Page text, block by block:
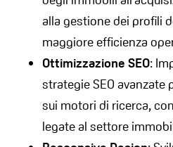
alla gestione dei profili
maggiore efficienza
Ottimizzazione SEO:
strategie SEO avanzate
sui motori di ricerca,
legate al settore